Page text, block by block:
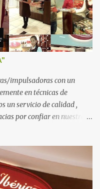
impulsadoras con un
en técnicas de
un servicio de calidad ,
por confiar en nuestro